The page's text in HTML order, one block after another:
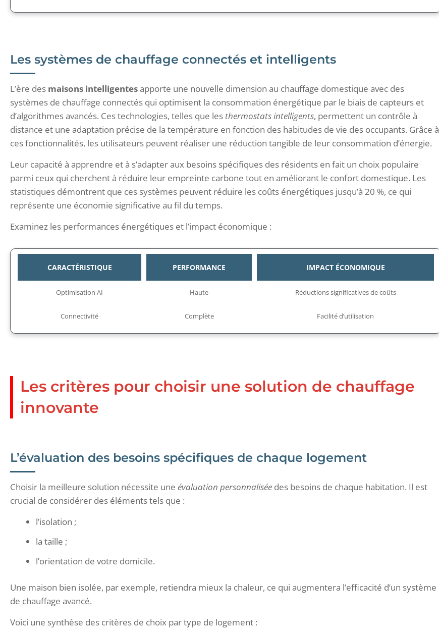
Les systèmes de chauffage connectés et intelligents
L’ère des maisons intelligentesapporte une nouvelle dimension au chauffage domestique avec des
systèmes de chauffage connectés qui optimisent la consommation énergétique par le biais de capteurs et
d’algorithmes avancés. Ces technologies, telles que les thermostats intelligents, permettent un contrôle à
distance et une adaptation précise de la température en fonction des habitudes de vie des occupants. Grâce à
ces fonctionnalités, les utilisateurs peuvent réaliser une réduction tangible de leur consommation d’énergie.
Leur capacité à apprendre et à s’adapter aux besoins spécifiques des résidents en fait un choix populaire
parmi ceux qui cherchent à réduire leur empreinte carbone tout en améliorant le confort domestique. Les
statistiques démontrent que ces systèmes peuvent réduire les coûts énergétiques jusqu’à 20 %, ce qui
représente une économie significative au fil du temps.
Examinez les performances énergétiques et l’impact économique :
CARACTÉRISTIQUE PERFORMANCE IMPACT ÉCONOMIQUE
Optimisation AI Haute Réductions significatives de coûts
Connectivité Complète Facilité d’utilisation
Les critères pour choisir une solution de chauffage
innovante
L’évaluation des besoins spécifiques de chaque logement
Choisir la meilleure solution nécessite une évaluation personnalisée des besoins de chaque habitation. Il est
crucial de considérer des éléments tels que :
l’isolation ;
la taille ;
l’orientation de votre domicile.
Une maison bien isolée, par exemple, retiendra mieux la chaleur, ce qui augmentera l’efficacité d’un système
de chauffage avancé.
Voici une synthèse des critères de choix par type de logement :